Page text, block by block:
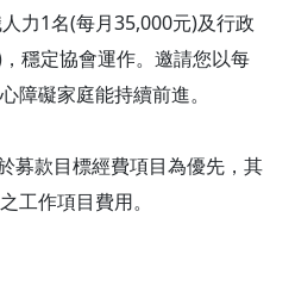
力1名(每月35,000元)及行政
穩定協會運作。邀請您以每
障礙家庭能持續前進。
募款目標經費項目為優先，其
工作項目費用。